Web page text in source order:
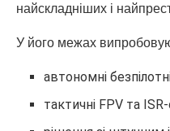
найскладніших і
У його межах
автономні
тактичні FPV та